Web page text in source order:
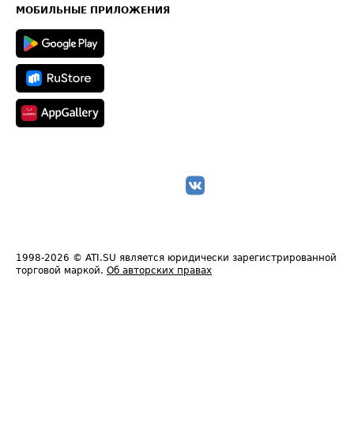
Техническая информация
МОБИЛЬНЫЕ ПРИЛОЖЕНИЯ
1998-2026 © ATI.SU является юридически зарегистрированной
торговой маркой. Об авторских правах